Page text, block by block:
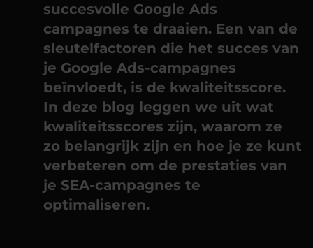
succesvolle Google Ads
campagnes te draaien. Een van de
sleutelfactoren die het succes van
je Google Ads-campagnes
beïnvloedt, is de kwaliteitsscore.
In deze blog leggen we uit wat
kwaliteitsscores zijn, waarom ze
zo belangrijk zijn en hoe je ze kunt
verbeteren om de prestaties van
je SEA-campagnes te
optimaliseren.